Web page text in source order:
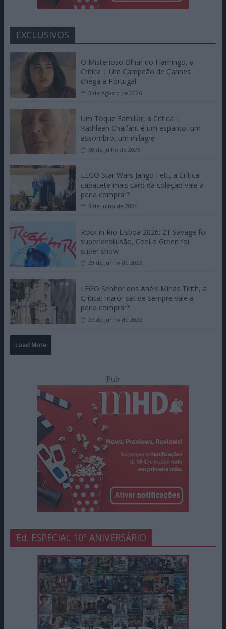
EXCLUSIVOS
O Misterioso Olhar do Flamingo, a
Crítica | Um Campeão de Cannes
chega a Portugal
3 de Agosto de 2026
Um Toque Familiar, a Crítica |
Kathleen Chalfant é um espanto, um
assombro, um milagre
30 de Julho de 2026
LEGO Star Wars Jango Fett, a Crítica:
capacete mais caro da coleção vale a
pena comprar?
3 de Julho de 2026
Rock in Rio Lisboa 2026: 21 Savage foi
super desilusão, CeeLo Green foi
super show
29 de Junho de 2026
LEGO Senhor dos Anéis Minas Tirith, a
Crítica: maior set de sempre vale a
pena comprar?
25 de Junho de 2026
Load More
Pub
Ed. ESPECIAL 10º ANIVERSÁRIO